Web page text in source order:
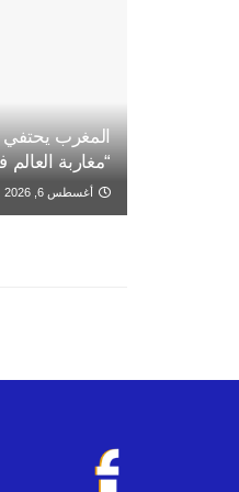
المغرب يحتفي
“مغاربة العالم
أغسطس 6, 2026